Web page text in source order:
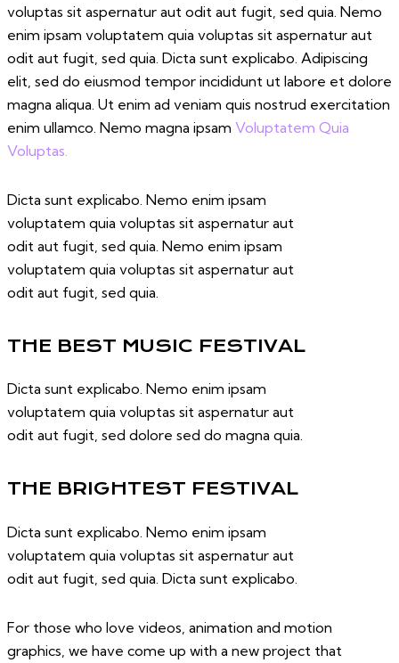
voluptas sit aspernatur aut odit aut fugit, sed quia. Nemo
enim ipsam voluptatem quia voluptas sit aspernatur aut
odit aut fugit, sed quia. Dicta sunt explicabo. Adipiscing
elit, sed do eiusmod tempor incididunt ut labore et dolore
magna aliqua. Ut enim ad veniam quis nostrud exercitation
enim ullamco. Nemo magna ipsam Voluptatem Quia
Voluptas.
Dicta sunt explicabo. Nemo enim ipsam
voluptatem quia voluptas sit aspernatur aut
odit aut fugit, sed quia. Nemo enim ipsam
voluptatem quia voluptas sit aspernatur aut
odit aut fugit, sed quia.
THE BEST MUSIC FESTIVAL
Dicta sunt explicabo. Nemo enim ipsam
voluptatem quia voluptas sit aspernatur aut
odit aut fugit, sed dolore sed do magna quia.
THE BRIGHTEST FESTIVAL
Dicta sunt explicabo. Nemo enim ipsam
voluptatem quia voluptas sit aspernatur aut
odit aut fugit, sed quia. Dicta sunt explicabo.
For those who love videos, animation and motion
graphics, we have come up with a new project that